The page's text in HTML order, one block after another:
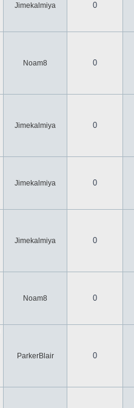
Jimekalmiya 0
Noam8 0
Jimekalmiya 0
Jimekalmiya 0
Jimekalmiya 0
Noam8 0
ParkerBlair 0